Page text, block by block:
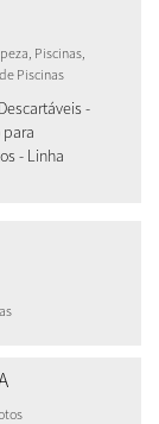
Piscinas,
Piscinas
-
para
- Linha